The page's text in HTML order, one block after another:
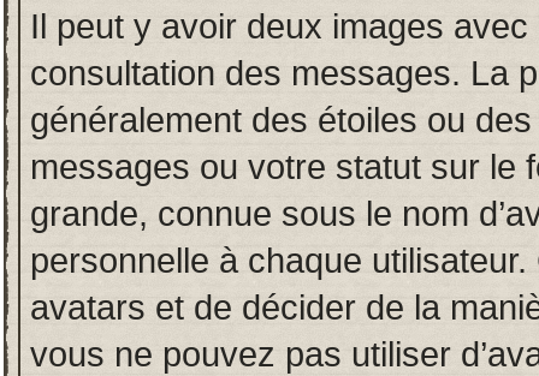
Il peut y avoir deux images
consultation des messages. La
généralement des étoiles ou
messages ou votre statut sur le
grande, connue sous le nom
personnelle à chaque utilisateur.
avatars et de décider de la
vous ne pouvez pas utiliser